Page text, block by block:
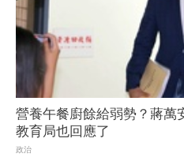
營養午餐廚餘給弱勢？蔣
教育局也回應了
政治